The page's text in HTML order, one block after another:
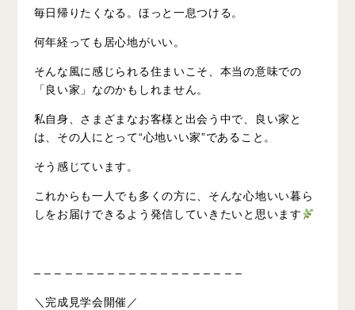
毎日帰りたくなる。ほっと一息つける。
何年経っても居心地がいい。
そんな風に感じられる住まいこそ、本当の意味での
「良い家」なのかもしれません。
私自身、さまざまなお客様と出会う中で、良い家と
は、その人にとって“心地いい家”であること。
そう感じています。
これからも一人でも多くの方に、そんな心地いい暮ら
しをお届けできるよう発信していきたいと思います
– – – – – – – – – – – – – – – – – – – –
＼完成見学会開催／